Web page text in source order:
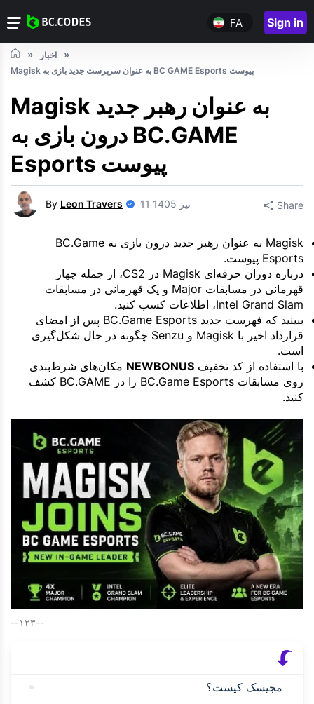
FA Sign in
اخبار
Magisk به عنوان سرپرست جدید بازی به BC GAME Esports پیوست
Magisk به عنوان رهبر جدید
درون بازی به BC.GAME
Esports پیوست
By Leon Travers 11 تیر 1405 Share
Magisk به عنوان رهبر جدید درون بازی به BC.Game
Esports پیوست.
درباره دوران حرفه‌ای Magisk در CS2، از جمله چهار
قهرمانی در مسابقات Major و یک قهرمانی در مسابقات
Intel Grand Slam، اطلاعات کسب کنید.
ببینید که فهرست جدید BC.Game Esports پس از امضای
قرارداد اخیر با Magisk و Senzu چگونه در حال شکل‌گیری
است.
با استفاده از کد تخفیف NEWBONUS مکان‌های شرط‌بندی
روی مسابقات BC.Game Esports را در BC.GAME کشف
کنید.
--۱۲۳--
مجیسک کیست؟